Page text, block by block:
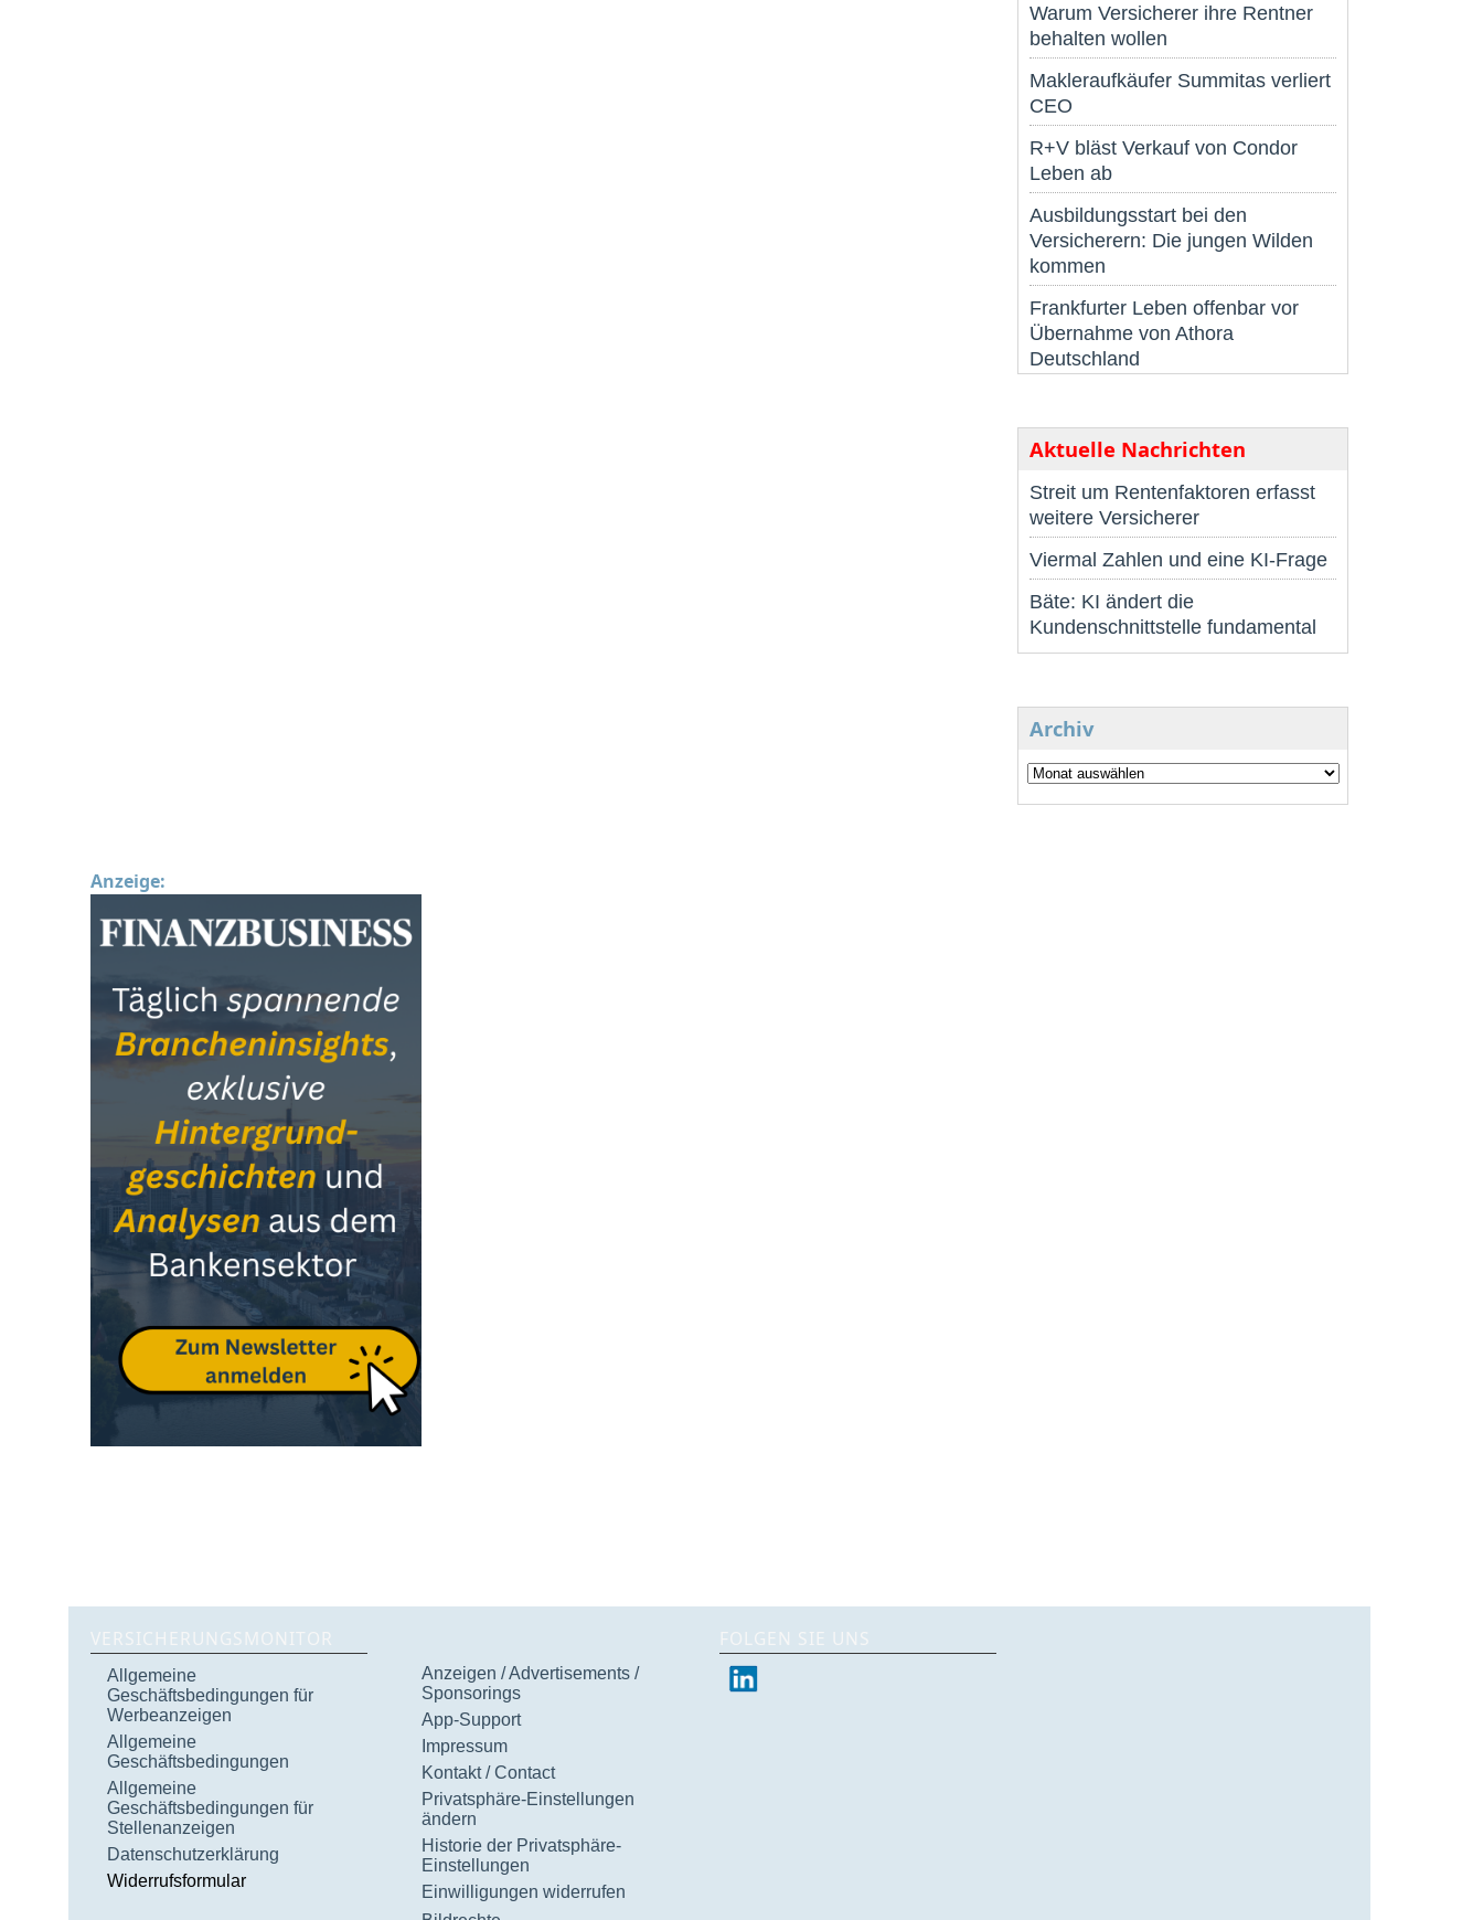
Warum Versicherer ihre Rentner
behalten wollen
Makleraufkäufer Summitas verliert
CEO
R+V bläst Verkauf von Condor
Leben ab
Ausbildungsstart bei den
Versicherern: Die jungen Wilden
kommen
Frankfurter Leben offenbar vor
Übernahme von Athora
Deutschland
Aktuelle Nachrichten
Streit um Rentenfaktoren erfasst
weitere Versicherer
Viermal Zahlen und eine KI-Frage
Bäte: KI ändert die
Kundenschnittstelle fundamental
Archiv
Anzeige:
VERSICHERUNGSMONITOR
Allgemeine
Geschäftsbedingungen für
Werbeanzeigen
Allgemeine
Geschäftsbedingungen
Allgemeine
Geschäftsbedingungen für
Stellenanzeigen
Datenschutzerklärung
Widerrufsformular
Anzeigen / Advertisements /
Sponsorings
App-Support
Impressum
Kontakt / Contact
Privatsphäre-Einstellungen
ändern
Historie der Privatsphäre-
Einstellungen
Einwilligungen widerrufen
FOLGEN SIE UNS